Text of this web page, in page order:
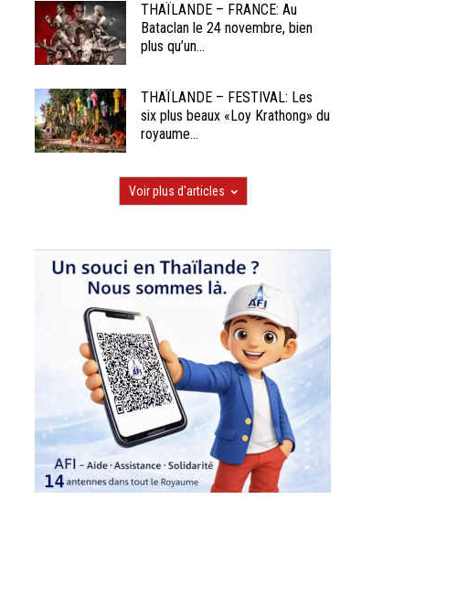
THAÏLANDE – FRANCE: Au
Bataclan le 24 novembre, bien
plus qu’un...
THAÏLANDE – FESTIVAL: Les
six plus beaux «Loy Krathong» du
royaume...
Voir plus d'articles